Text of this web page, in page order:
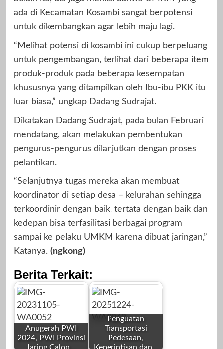
ada di Kecamatan Kosambi sangat berpotensi
untuk dikembangkan agar lebih maju lagi.
“Melihat potensi di kosambi ini cukup berpeluang
untuk pengembangan, terlihat dari beberapa item
produk-produk pada beberapa kesempatan
khususnya yang ditampilkan oleh Ibu-ibu PKK itu
luar biasa,” ungkap Dadang Sudrajat.
Dikatakan Dadang Sudrajat, pada bulan Februari
mendatang, akan melakukan pembentukan
pengurus-pengurus dilanjutkan dengan proses
pelantikan.
“Selanjutnya tugas mereka akan membuat
koordinator di setiap desa – kelurahan sehingga
terkoordinir dengan baik, tertata dengan baik dan
kedepan bisa terfasilitasi berbagai program
sampai ke pelaku UMKM karena dibuat jaringan,”
Katanya. (ngkong)
Berita Terkait:
Anugerah PWI
2024, PWI Provinsi
Jaring Calon…
Penguatan
Transportasi
Pedesaan,
Keperintisan dan…